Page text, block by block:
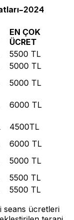
-2024
EN ÇOK
ÜCRET
5500 TL
5000 TL
5000 TL
6000 TL
4500TL
6000 TL
5000 TL
5500 TL
5500 TL
seans ücretleri